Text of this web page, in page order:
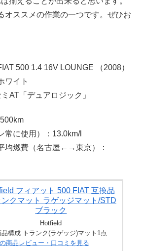
オススメの作業の一つです。ぜひお
500 1.4 16V LOUNGE （2008）
ワイト
AT「デュアロジック」
常に使用）：13.0km/l
均燃費（名古屋←→東京）：
フィアット 500 FIAT 互換品
ンクマット ラゲッジマット/STD
ブラック
Hotfield
品構成 トランク(ラゲッジ)マット1点
商品レビュー・口コミを見る